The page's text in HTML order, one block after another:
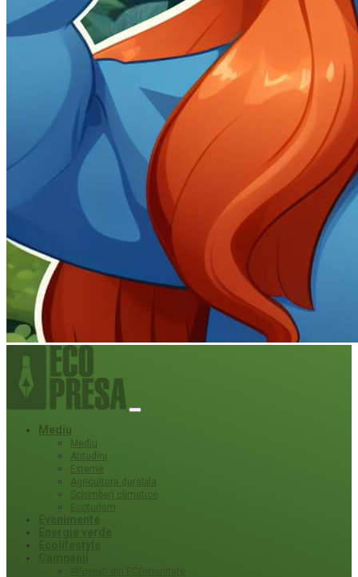
Mediu
Mediu
Atitudini
Externe
Agricultura durabila
Schimbari climatice
Ecoturism